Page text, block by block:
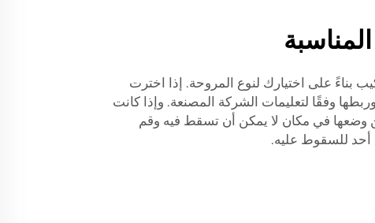
بناءً على اختيارك لنوع المروحة. إذا اخترت
وفقًا لتعليمات الشركة المصنعة. وإذا كانت
وضعها في مكان لا يمكن أن تسقط فيه وقم
أحد للسقوط عليه.